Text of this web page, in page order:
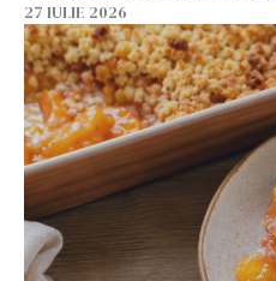
27 IULIE 2026